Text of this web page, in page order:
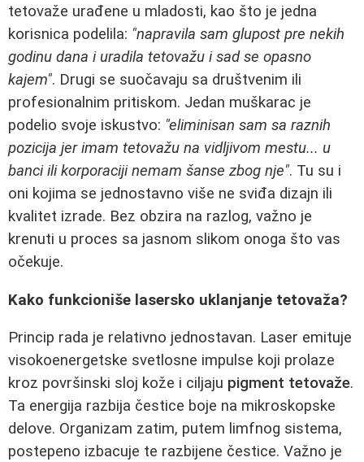
tetovaže urađene u mladosti, kao što je jedna
korisnica podelila: "napravila sam glupost pre nekih
godinu dana i uradila tetovažu i sad se opasno
kajem". Drugi se suočavaju sa društvenim ili
profesionalnim pritiskom. Jedan muškarac je
podelio svoje iskustvo: "eliminisan sam sa raznih
pozicija jer imam tetovažu na vidljivom mestu... u
banci ili korporaciji nemam šanse zbog nje". Tu su i
oni kojima se jednostavno više ne sviđa dizajn ili
kvalitet izrade. Bez obzira na razlog, važno je
krenuti u proces sa jasnom slikom onoga što vas
očekuje.
Kako funkcioniše lasersko uklanjanje tetovaža?
Princip rada je relativno jednostavan. Laser emituje
visokoenergetske svetlosne impulse koji prolaze
kroz površinski sloj kože i ciljaju pigment tetovaže.
Ta energija razbija čestice boje na mikroskopske
delove. Organizam zatim, putem limfnog sistema,
postepeno izbacuje te razbijene čestice. Važno je